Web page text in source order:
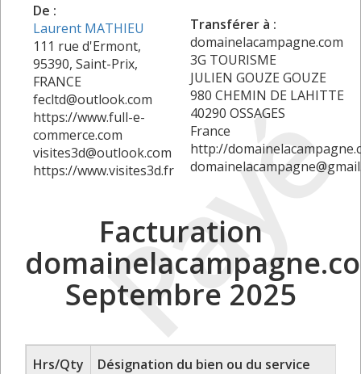
Payé
De :
Laurent MATHIEU
111 rue d'Ermont,
95390, Saint-Prix,
FRANCE
fecltd@outlook.com
https://www.full-e-
commerce.com
visites3d@outlook.com
https://www.visites3d.fr
Transférer à :
domainelacampagne.com
3G TOURISME
JULIEN GOUZE GOUZE
980 CHEMIN DE LAHITTE
40290 OSSAGES
France
http://
Facturation
Septembre 2025
Hrs/Qty
Désignation du bien ou du service